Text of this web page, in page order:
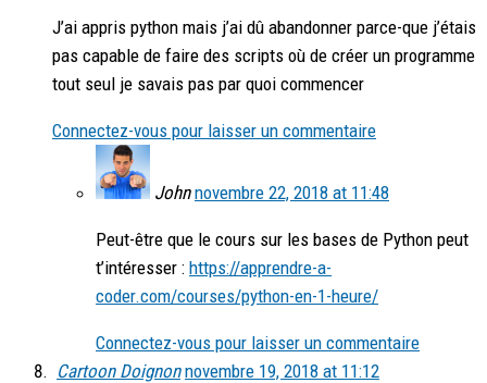
J’ai appris python mais j’ai dû abandonner parce-que j’étais
pas capable de faire des scripts où de créer un programme
tout seul je savais pas par quoi commencer
Connectez-vous pour laisser un commentaire
John novembre 22, 2018 at 11:48
Peut-être que le cours sur les bases de Python peut
t’intéresser : https://apprendre-a-
coder.com/courses/python-en-1-heure/
Connectez-vous pour laisser un commentaire
Cartoon Doignon novembre 19, 2018 at 11:12